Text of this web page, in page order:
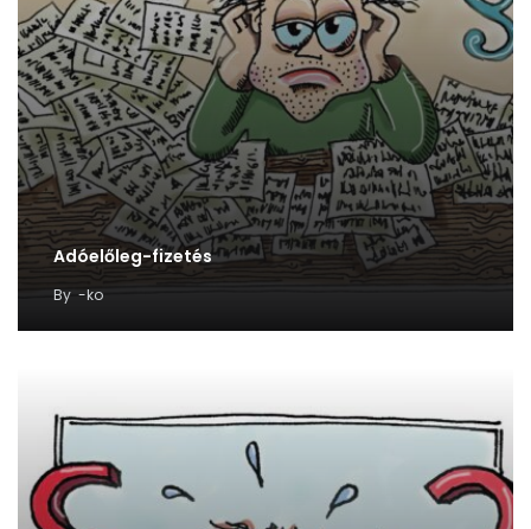
Adóelőleg-fizetés
By -ko